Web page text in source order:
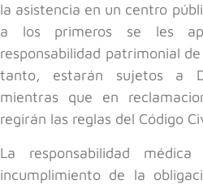
la asistencia en un centro
a los primeros se les
responsabilidad patrimonial
tanto, estarán sujetos a
mientras que en
regirán las reglas del Código
La responsabilidad
incumplimiento de la